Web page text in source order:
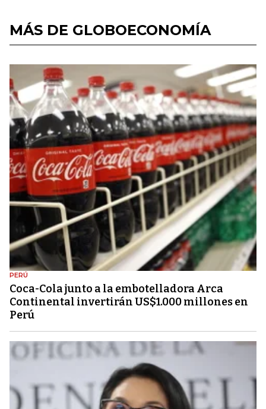
MÁS DE GLOBOECONOMÍA
PERÚ
Coca-Cola junto a la embotelladora Arca
Continental invertirán US$1.000 millones en
Perú